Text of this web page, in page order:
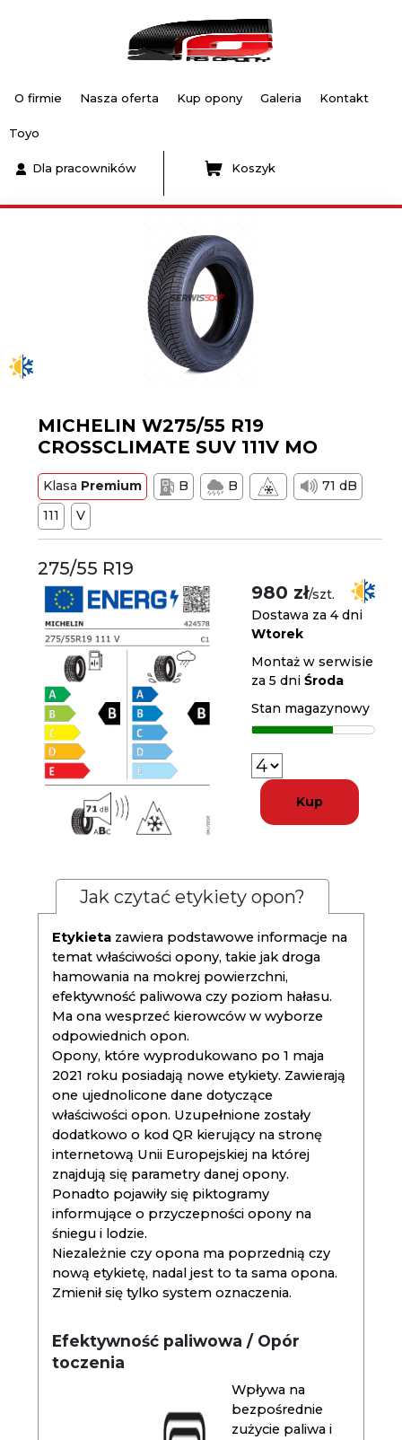
O firmie Nasza oferta Kup opony Galeria Kontakt
Toyo
Dla pracowników Koszyk
MICHELIN W275/55 R19
CROSSCLIMATE SUV 111V MO
Klasa Premium B B
71 dB
111
V
275/55 R19
980 zł/szt.
Dostawa za 4 dni
Wtorek
Montaż w serwisie
za 5 dniŚroda
Stan magazynowy
Kup
Jak czytać etykiety opon?
Etykieta zawiera podstawowe informacje na
temat właściwości opony, takie jak droga
hamowania na mokrej powierzchni,
efektywność paliwowa czy poziom hałasu.
Ma ona wesprzeć kierowców w wyborze
odpowiednich opon.
Opony, które wyprodukowano po 1 maja
2021 roku posiadają nowe etykiety. Zawierają
one ujednolicone dane dotyczące
właściwości opon. Uzupełnione zostały
dodatkowo o kod QR kierujący na stronę
internetową Unii Europejskiej na której
znajdują się parametry danej opony.
Ponadto pojawiły się piktogramy
informujące o przyczepności opony na
śniegu i lodzie.
Niezależnie czy opona ma poprzednią czy
nową etykietę, nadal jest to ta sama opona.
Zmienił się tylko system oznaczenia.
Efektywność paliwowa / Opór
toczenia
Wpływa na
bezpośrednie
zużycie paliwa i